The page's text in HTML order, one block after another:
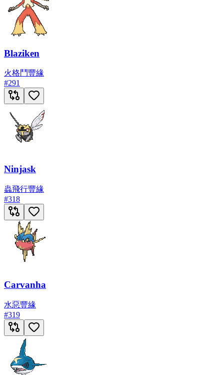
Blaziken
火格鬥豐緣
#291
Ninjask
蟲飛行豐緣
#318
Carvanha
水惡豐緣
#319